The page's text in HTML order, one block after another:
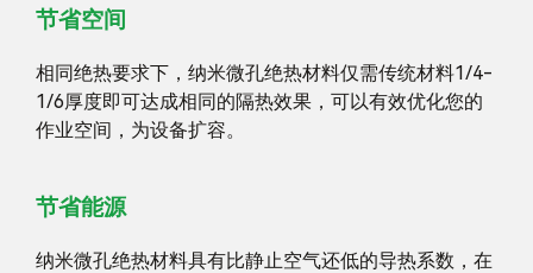
节省空间
相同绝热要求下，纳米微孔绝热材料仅需传统材料1/4-
1/6厚度即可达成相同的隔热效果，可以有效优化您的
作业空间，为设备扩容。
节省能源
纳米微孔绝热材料具有比静止空气还低的导热系数，在